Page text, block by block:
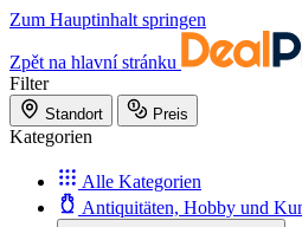
Zum Hauptinhalt springen
Zpět na hlavní stránku
Filter
Standort Preis
Kategorien
Alle Kategorien
Antiquitäten, Hobby und